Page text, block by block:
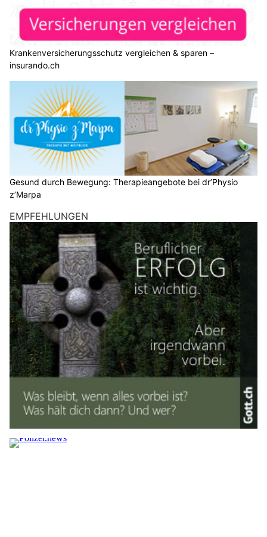
Krankenversicherungsschutz vergleichen & sparen –
insurando.ch
Gesund durch Bewegung: Therapieangebote bei dr’Physio
z’Marpa
EMPFEHLUNGEN